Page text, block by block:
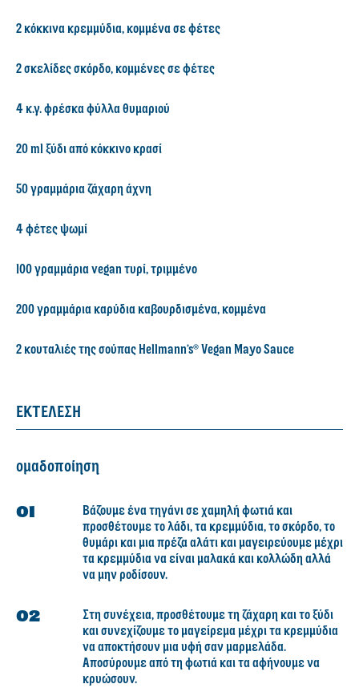
2 κόκκινα κρεμμύδια, κομμένα σε φέτες
2 σκελίδες σκόρδο, κομμένες σε φέτες
4 κ.γ. φρέσκα φύλλα θυμαριού
20 ml ξύδι από κόκκινο κρασί
50 γραμμάρια ζάχαρη άχνη
4 φέτες ψωμί
100 γραμμάρια vegan τυρί, τριμμένο
200 γραμμάρια καρύδια καβουρδισμένα, κομμένα
2 κουταλιές της σούπας Hellmann’s® Vegan Mayo Sauce
ΕΚΤΕΛΕΣΗ
ομαδοποίηση
Βάζουμε ένα τηγάνι σε χαμηλή φωτιά και
προσθέτουμε το λάδι, τα κρεμμύδια, το σκόρδο, το
θυμάρι και μια πρέζα αλάτι και μαγειρεύουμε μέχρι
τα κρεμμύδια να είναι μαλακά και κολλώδη αλλά
να μην ροδίσουν.
Στη συνέχεια, προσθέτουμε τη ζάχαρη και το ξύδι
και συνεχίζουμε το μαγείρεμα μέχρι τα κρεμμύδια
να αποκτήσουν μια υφή σαν μαρμελάδα.
Αποσύρουμε από τη φωτιά και τα αφήνουμε να
κρυώσουν.